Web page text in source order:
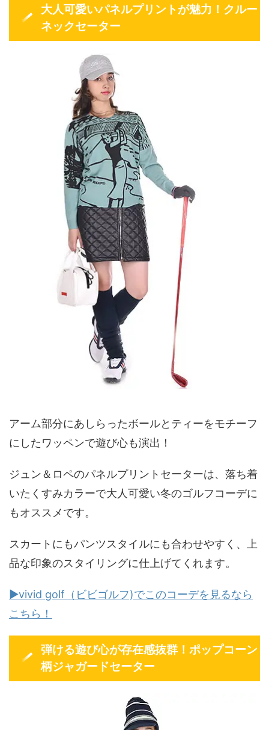
大人可愛いパネルプリントが魅力！クルー
ネックセーター
アーム部分にあしらったボールとティーをモチーフ
にしたワッペンで遊び心も演出！
ジュン＆ロペのパネルプリントセーターは、落ち着
いたくすみカラーで大人可愛い冬のゴルフコーデに
もオススメです。
スカートにもパンツスタイルにも合わせやすく、上
品な印象のスタイリングに仕上げてくれます。
▶vivid golf（ビビゴルフ)でこのコーデを見るなら
こちら！
弾ける遊び心が存在感抜群！ポップコーン
柄ジャガードセーター